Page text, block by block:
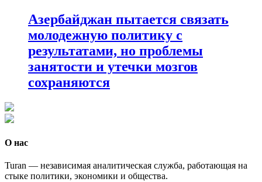
Азербайджан пытается связать
молодежную политику с
результатами, но проблемы
занятости и утечки мозгов
сохраняются
О нас
Turan — независимая аналитическая служба, работающая на
стыке политики, экономики и общества.